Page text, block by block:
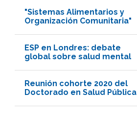
"Sistemas Alimentarios y
Organización Comunitaria"
ESP en Londres: debate
global sobre salud mental
Reunión cohorte 2020 del
Doctorado en Salud Pública